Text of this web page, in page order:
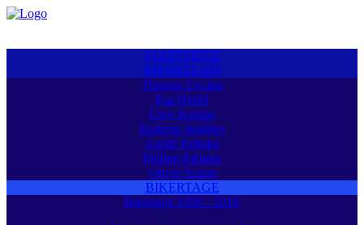
STARTSEITE
BIKERTEAM
Thomas Fischer
Kai Hertel
Uwe Kempe
Roberto Walther
André Pahnke
Philipp Pahnke
Oliver Anton
BIKERTAGE
Bikertage 1999 - 2010